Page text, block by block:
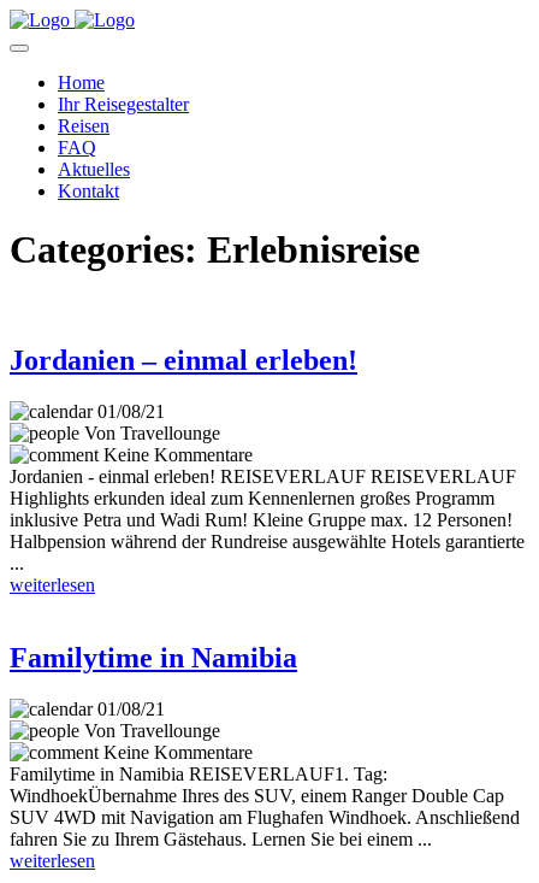
Home
Ihr Reisegestalter
Reisen
FAQ
Aktuelles
Kontakt
Categories: Erlebnisreise
Jordanien – einmal erleben!
01/08/21
Von Travellounge
Keine Kommentare
Jordanien - einmal erleben! REISEVERLAUF REISEVERLAUF
Highlights erkunden ideal zum Kennenlernen großes Programm
inklusive Petra und Wadi Rum! Kleine Gruppe max. 12 Personen!
Halbpension während der Rundreise ausgewählte Hotels garantierte
...
weiterlesen
Familytime in Namibia
01/08/21
Von Travellounge
Keine Kommentare
Familytime in Namibia REISEVERLAUF1. Tag:
WindhoekÜbernahme Ihres des SUV, einem Ranger Double Cap
SUV 4WD mit Navigation am Flughafen Windhoek. Anschließend
fahren Sie zu Ihrem Gästehaus. Lernen Sie bei einem ...
weiterlesen